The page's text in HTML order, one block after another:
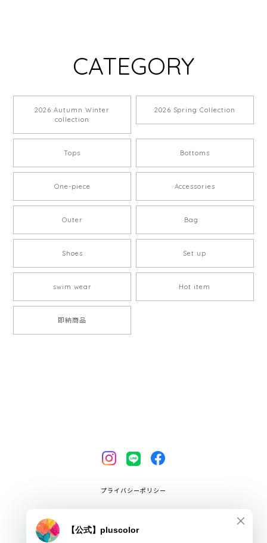
CATEGORY
2026 Autumn Winter
collection
2026 Spring Collection
Tops Bottoms
One-piece Accessories
Outer Bag
Shoes Set up
swim wear Hot item
即納商品
プライバシーポリシー